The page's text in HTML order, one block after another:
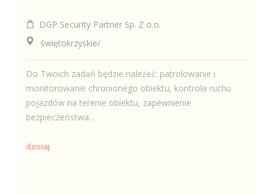
DGP Security Partner Sp. Z o.o.
świętokrzyskie/
Do Twoich zadań będzie należeć: patrolowanie i
monitorowanie chronionego obiektu, kontrola ruchu
pojazdów na terenie obiektu, zapewnienie
bezpieczeństwa...
dzisiaj